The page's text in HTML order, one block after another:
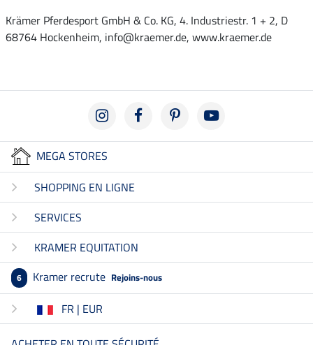
Krämer Pferdesport GmbH & Co. KG, 4. Industriestr. 1 + 2, D
68764 Hockenheim, info@kraemer.de, www.kraemer.de
MEGA STORES
SHOPPING EN LIGNE
SERVICES
KRAMER EQUITATION
6 Kramer recrute Rejoins-nous
FR | EUR